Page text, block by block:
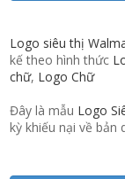
Logo siêu thị
kế theo hình thức
chữ, Logo Chữ
Đây là mẫu Logo
kỳ khiếu nại về bản